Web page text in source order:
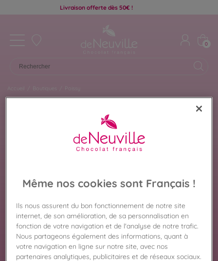
Livraison offerte dès 50€ !
0
Accueil Boutiques Poissy
POISSY
boutique De Neuville de Poissy pour préparer votre
visite en toute sérénité. Coffrets cadeaux,
spécialités chocolatées et gourmandises vous
attendent en magasin.
En savoir plus
Même nos cookies sont Français !
Ils nous assurent du bon fonctionnement de notre site
internet, de son amélioration, de sa personnalisation en
fonction de votre navigation et de l'analyse de notre trafic.
Nous partageons également des informations, quant à
votre navigation en ligne sur notre site, avec nos
partenaires analytiques, publicitaires et de réseaux sociaux.